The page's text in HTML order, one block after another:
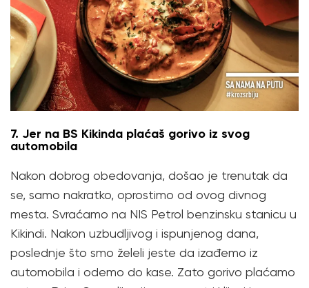
7. Jer na BS Kikinda plaćaš gorivo iz svog
automobila
Nakon dobrog obedovanja, došao je trenutak da
se, samo nakratko, oprostimo od ovog divnog
mesta. Svraćamo na NIS Petrol benzinsku stanicu u
Kikindi. Nakon uzbudljivog i ispunjenog dana,
poslednje što smo želeli jeste da izađemo iz
automobila i odemo do kase. Zato gorivo plaćamo